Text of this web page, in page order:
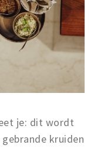
je: dit wordt
kruiden